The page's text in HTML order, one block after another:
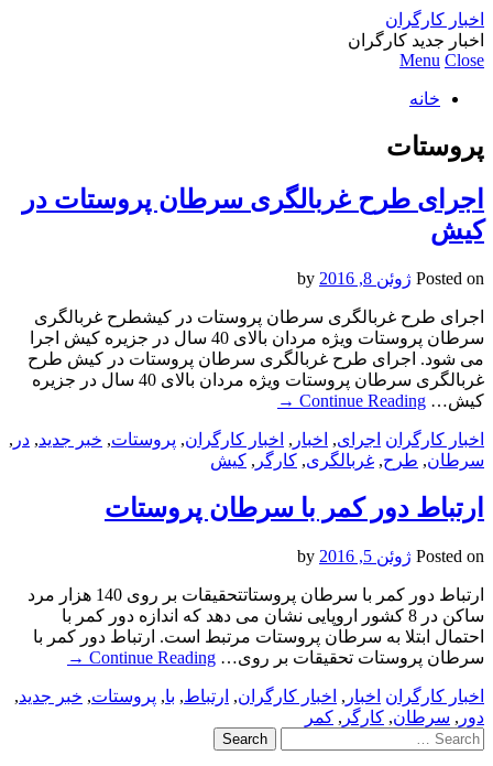
اخبار کارگران
اخبار جدید کارگران
Menu Close
خانه
پروستات
اجرای طرح غربالگری سرطان پروستات در
کیش
Posted on ژوئن 8, 2016
اجرای طرح غربالگری سرطان پروستات در کیشطرح غربالگری
سرطان پروستات ویژه مردان بالای 40 سال در جزیره کیش اجرا
می شود. اجرای طرح غربالگری سرطان پروستات در کیش طرح
غربالگری سرطان پروستات ویژه مردان بالای 40 سال در جزیره
کیش… Continue Reading
→
اخبار کارگران اجرای, اخبار , اخبار کارگران, پروستات, خبر جدید, در ,
سرطان, طرح, غربالگری, کارگر , کیش
ارتباط دور کمر با سرطان پروستات
Posted on ژوئن 5, 2016
ارتباط دور کمر با سرطان پروستاتتحقیقات بر روی 140 هزار مرد
ساکن در 8 کشور اروپایی نشان می دهد که اندازه دور کمر با
احتمال ابتلا به سرطان پروستات مرتبط است. ارتباط دور کمر با
سرطان پروستات تحقیقات بر روی… Continue Reading
→
اخبار کارگران اخبار , اخبار کارگران, ارتباط, با, پروستات, خبر جدید,
دور , سرطان, کارگر , کمر
Search
for: